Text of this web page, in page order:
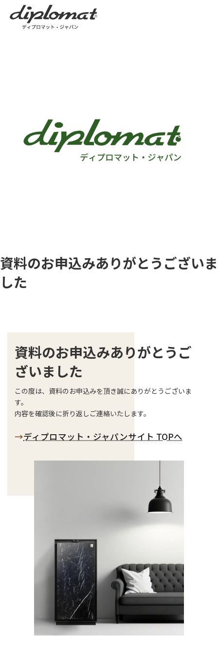
資料のお申込みありがとうございま
した
資料のお申込みありがとうご
ざいました
この度は、資料のお申込みを頂き誠にありがとうございま
す。
内容を確認後に折り返しご連絡いたします。
→ディプロマット・ジャパンサイト TOPへ